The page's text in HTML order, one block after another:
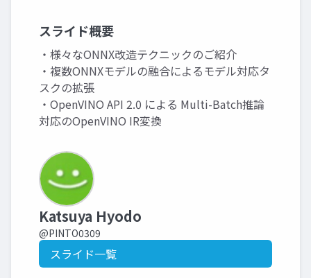
スライド概要
・様々なONNX改造テクニックのご紹介
・複数ONNXモデルの融合によるモデル対応タ
スクの拡張
・OpenVINO API 2.0 による Multi-Batch推論
対応のOpenVINO IR変換
Katsuya Hyodo
@PINTO0309
スライド一覧